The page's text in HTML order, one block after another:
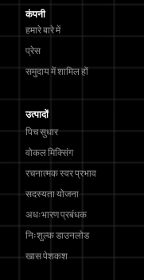
कंपनी
हमारे बारे में
प्रेस
समुदाय में शामिल हों
उत्पादों
पिच सुधार
वोकल मिक्सिंग
रचनात्मक स्वर प्रभाव
सदस्यता योजना
अधःभारण प्रबंधक
निःशुल्क डाउनलोड
खास पेशकश